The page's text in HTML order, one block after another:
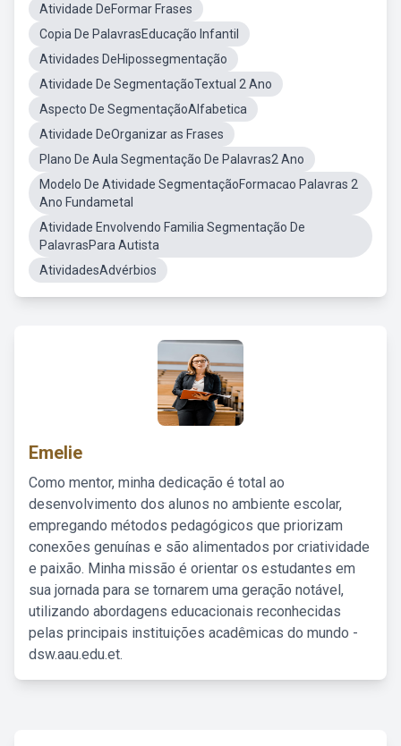
Atividade DeFormar Frases
Copia De PalavrasEducação Infantil
Atividades DeHipossegmentação
Atividade De SegmentaçãoTextual 2 Ano
Aspecto De SegmentaçãoAlfabetica
Atividade DeOrganizar as Frases
Plano De Aula Segmentação De Palavras2 Ano
Modelo De Atividade SegmentaçãoFormacao Palavras 2
Ano Fundametal
Atividade Envolvendo Familia Segmentação De
PalavrasPara Autista
AtividadesAdvérbios
Emelie
Como mentor, minha dedicação é total ao
desenvolvimento dos alunos no ambiente escolar,
empregando métodos pedagógicos que priorizam
conexões genuínas e são alimentados por criatividade
e paixão. Minha missão é orientar os estudantes em
sua jornada para se tornarem uma geração notável,
utilizando abordagens educacionais reconhecidas
pelas principais instituições acadêmicas do mundo -
dsw.aau.edu.et.